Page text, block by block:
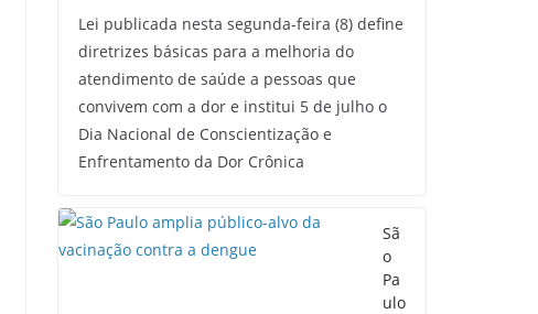
Lei publicada nesta segunda-feira (8) define
diretrizes básicas para a melhoria do
atendimento de saúde a pessoas que
convivem com a dor e institui 5 de julho o
Dia Nacional de Conscientização e
Enfrentamento da Dor Crônica
Sã
o
Pa
ulo